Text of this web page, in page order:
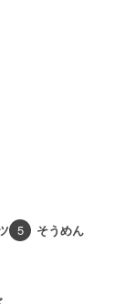
5 そうめん